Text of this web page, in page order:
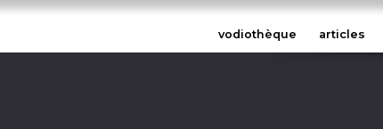
vodiothèque articles